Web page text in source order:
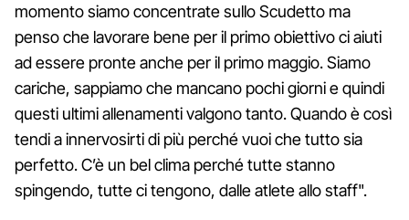
momento siamo concentrate sullo Scudetto ma
penso che lavorare bene per il primo obiettivo ci aiuti
ad essere pronte anche per il primo maggio. Siamo
cariche, sappiamo che mancano pochi giorni e quindi
questi ultimi allenamenti valgono tanto. Quando è così
tendi a innervosirti di più perché vuoi che tutto sia
perfetto. C’è un bel clima perché tutte stanno
spingendo, tutte ci tengono, dalle atlete allo staff".